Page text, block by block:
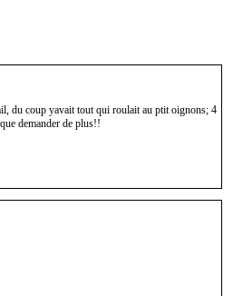
du coup yavait tout qui roulait au ptit oignons; 4
demander de plus!!